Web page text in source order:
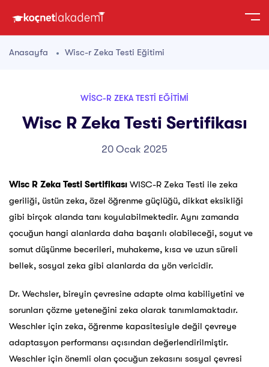
Anasayfa Wisc-r Zeka Testi Eğitimi
WISC-R ZEKA TESTI EĞITIMI
Wisc R Zeka Testi Sertifikası
20 Ocak 2025
Wisc R Zeka Testi Sertifikası WISC-R Zeka Testi ile zeka
geriliği, üstün zeka, özel öğrenme güçlüğü, dikkat eksikliği
gibi birçok alanda tanı koyulabilmektedir. Aynı zamanda
çocuğun hangi alanlarda daha başarılı olabileceği, soyut ve
somut düşünme becerileri, muhakeme, kısa ve uzun süreli
bellek, sosyal zeka gibi alanlarda da yön vericidir.
Dr. Wechsler, bireyin çevresine adapte olma kabiliyetini ve
sorunları çözme yeteneğini zeka olarak tanımlamaktadır.
Weschler için zeka, öğrenme kapasitesiyle değil çevreye
adaptasyon performansı açısından değerlendirilmiştir.
Weschler için önemli olan çocuğun zekasını sosyal çevresi